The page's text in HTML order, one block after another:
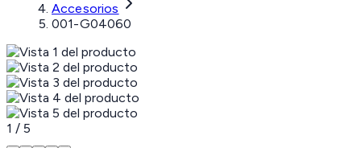
Accesorios
001-G04060
1 / 5